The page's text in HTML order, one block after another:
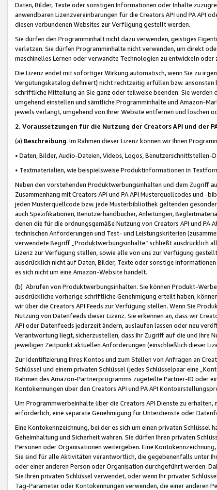
Daten, Bilder, Texte oder sonstigen Informationen oder Inhalte
anwendbaren Lizenzvereinbarungen für die Creators API und PA API
diesen verbundenen Websites zur Verfügung gestellt werden.
Sie dürfen den Programminhalt nicht dazu verwenden, geistiges
verletzen. Sie dürfen Programminhalte nicht verwenden, um direkt
maschinelles Lernen oder verwandte Technologien zu entwickeln
Die Lizenz endet mit sofortiger Wirkung automatisch, wenn Sie zu
Vergütungskatalog definiert) nicht rechtzeitig erfüllen bzw. ansonsten
schriftliche Mitteilung an Sie ganz oder teilweise beenden. Sie werden
umgehend einstellen und sämtliche Programminhalte und Amazon-
jeweils verlangt, umgehend von Ihrer Website entfernen und löschen
2. Voraussetzungen für die Nutzung der Creators API und der
(a) Beschreibung. Im Rahmen dieser Lizenz können wir Ihnen
• Daten, Bilder, Audio-Dateien, Videos, Logos, Benutzerschnittstellen-
• Textmaterialien, wie beispielsweise Produktinformationen in
Neben den vorstehenden Produktwerbungsinhalten und dem Zugriff
Zusammenhang mit Creators API und PA API Musterquellcodes und
jeden Musterquellcode bzw. jede Musterbibliothek geltenden
auch Spezifikationen, Benutzerhandbücher, Anleitungen,
denen die für die ordnungsgemäße Nutzung von Creators API und PA
technischen Anforderungen und Test- und Leistungskriterien
verwendete Begriff „Produktwerbungsinhalte“ schließt ausdrücklich
Lizenz zur Verfügung stellen, sowie alle von uns zur Verfügung
ausdrücklich nicht auf Daten, Bilder, Texte oder sonstige
es sich nicht um eine Amazon-Website handelt.
(b) Abrufen von Produktwerbungsinhalten. Sie können Produkt-
ausdrückliche vorherige schriftliche Genehmigung erteilt haben,
wir über die Creators API Feeds zur Verfügung stellen. Wenn Sie
Nutzung von Datenfeeds dieser Lizenz. Sie erkennen an, dass wir
API oder Datenfeeds jederzeit ändern, auslaufen lassen oder neu
Verantwortung liegt, sicherzustellen, dass Ihr Zugriff auf die und Ihre
jeweiligen Zeitpunkt aktuellen Anforderungen (einschließlich dieser
Zur Identifizierung Ihres Kontos und zum Stellen von Anfragen an
Schlüssel und einem privaten Schlüssel (jedes Schlüsselpaar eine
Rahmen des Amazon-Partnerprogramms zugeteilte Partner-ID oder
Kontokennungen über den Creators API und PA API
Um Programmwerbeinhalte über die Creators API Dienste zu
erforderlich, eine separate Genehmigung für Unterdienste oder
Eine Kontokennzeichnung, bei der es sich um einen privaten
Geheimhaltung und Sicherheit wahren. Sie dürfen Ihren privaten
Personen oder Organisationen weitergeben. Eine
Sie sind für alle Aktivitäten verantwortlich, die gegebenenfalls unter
oder einer anderen Person oder Organisation durchgeführt werden.
Sie Ihren privaten Schlüssel verwendet, oder wenn Ihr privater
Tag-Parameter oder Kontokennungen verwenden, die einer anderen